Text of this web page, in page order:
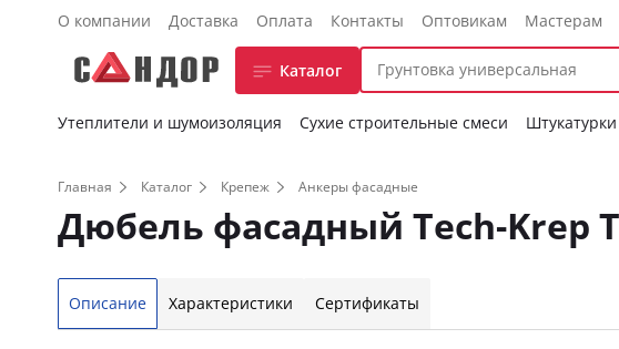
О компании Доставка Оплата Контакты Оптовикам Мастерам
Каталог
Утеплители и шумоизоляция
Сухие строительные смеси Штукатурки
Главная Каталог Крепеж Анкеры фасадные
Дюбель фасадный Tech-Krep
Описание Характеристики Сертификаты